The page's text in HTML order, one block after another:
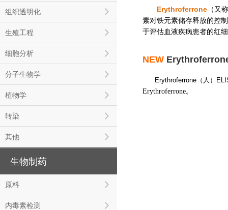
组织透明化
生殖工程
细胞分析
分子生物学
植物学
转染
其他
生物制药
原料
内毒素检测
Erythroferrone （又
素对铁元素储存释放的控
于评估血液疾病患者的红
NEW
Erythroferrone（人）
Erythroferrone。